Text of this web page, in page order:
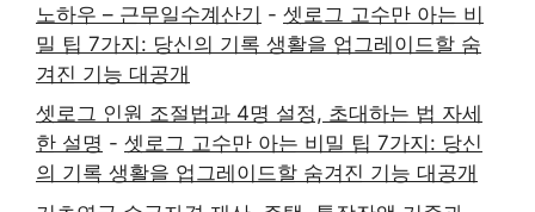
노하우 – 근무일수계산기 - 셋로그 고수만 아는 비
밀 팁 7가지: 당신의 기록 생활을 업그레이드할 숨
겨진 기능 대공개
셋로그 인원 조절법과 4명 설정, 초대하는 법 자세
한 설명 - 셋로그 고수만 아는 비밀 팁 7가지: 당신
의 기록 생활을 업그레이드할 숨겨진 기능 대공개